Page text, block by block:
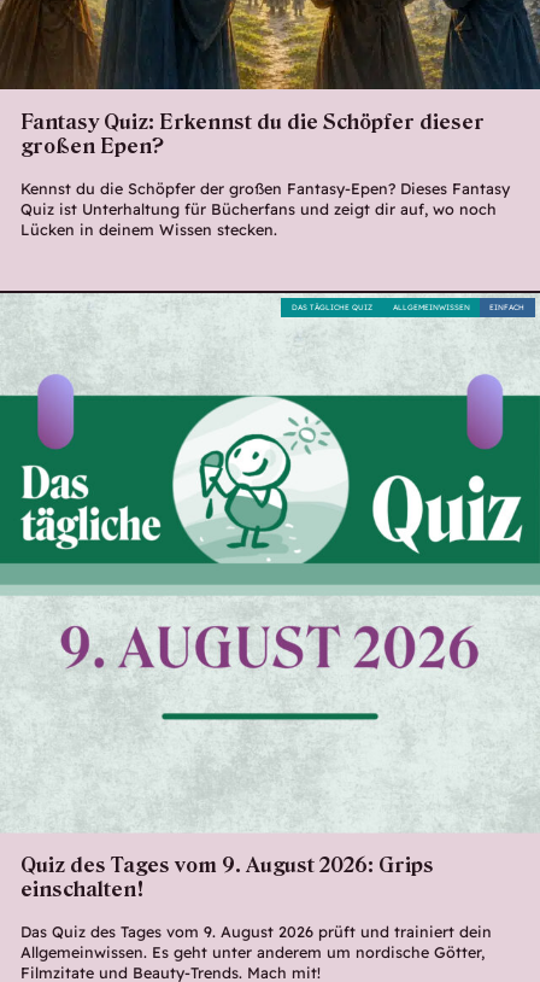
Fantasy Quiz: Erkennst du die Schöpfer dieser
großen Epen?
Kennst du die Schöpfer der großen Fantasy-Epen? Dieses Fantasy
Quiz ist Unterhaltung für Bücherfans und zeigt dir auf, wo noch
Lücken in deinem Wissen stecken.
Quiz des Tages vom 9. August 2026: Grips
einschalten!
Das Quiz des Tages vom 9. August 2026 prüft und trainiert dein
Allgemeinwissen. Es geht unter anderem um nordische Götter,
Filmzitate und Beauty-Trends. Mach mit!
EINFACH
ALLGEMEINWISSEN
DAS TÄGLICHE QUIZ